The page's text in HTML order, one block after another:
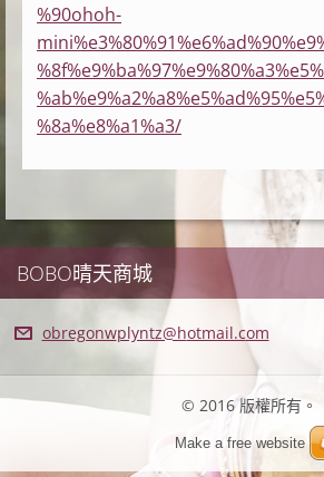
%90ohoh-
%8a%e8%a1%a3/
BOBO晴天商城
obregonwplyntz@hotmail.com
© 2016 版權所有。
Make a free website